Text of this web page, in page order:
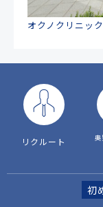
オクノクリニッ
リクルート 奥
初